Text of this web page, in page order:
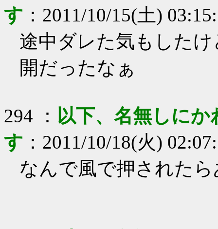
す ： 2011/10/15(土)
途中ダレた気もした
開だったなぁ
294 ： 以下、名無しに
す ： 2011/10/18(火)
なんで風で押された